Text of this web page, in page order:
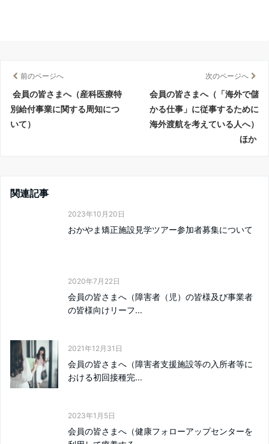
前のページへ
会員の皆さまへ（産科医療特
別給付事業に関する周知につ
いて）
次のページへ
会員の皆さまへ（「海外で儲
かる仕事」に従事するために
海外渡航を考えている人へ）
ほか
関連記事
2023年10月20日
おかやま矯正施設見学ツアー参加者募集について
2020年7月22日
会員の皆さまへ（障害者（児）の皆様及び事業者
の皆様向けリーフ...
2021年12月31日
会員の皆さまへ（障害者支援施設等の入所者等に
おける初回接種完...
2023年1月5日
会員の皆さまへ（健康フォローアップセンターを